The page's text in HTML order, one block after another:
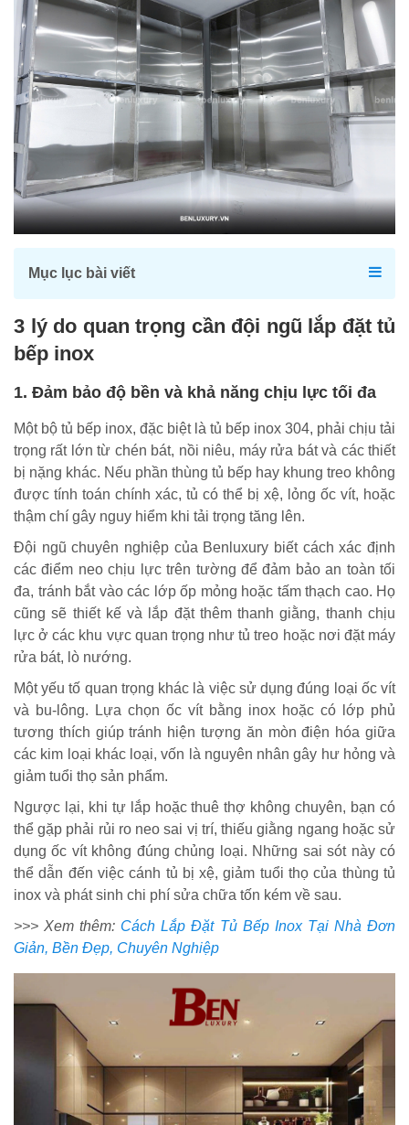
Mục lục bài viết
3 lý do quan trọng cần đội ngũ lắp đặt tủ
bếp inox
1. Đảm bảo độ bền và khả năng chịu lực tối đa
Một bộ tủ bếp inox, đặc biệt là tủ bếp inox 304, phải chịu tải
trọng rất lớn từ chén bát, nồi niêu, máy rửa bát và các thiết
bị nặng khác. Nếu phần thùng tủ bếp hay khung treo không
được tính toán chính xác, tủ có thể bị xệ, lỏng ốc vít, hoặc
thậm chí gây nguy hiểm khi tải trọng tăng lên.
Đội ngũ chuyên nghiệp của Benluxury biết cách xác định
các điểm neo chịu lực trên tường để đảm bảo an toàn tối
đa, tránh bắt vào các lớp ốp mỏng hoặc tấm thạch cao. Họ
cũng sẽ thiết kế và lắp đặt thêm thanh giằng, thanh chịu
lực ở các khu vực quan trọng như tủ treo hoặc nơi đặt máy
rửa bát, lò nướng.
Một yếu tố quan trọng khác là việc sử dụng đúng loại ốc vít
và bu-lông. Lựa chọn ốc vít bằng inox hoặc có lớp phủ
tương thích giúp tránh hiện tượng ăn mòn điện hóa giữa
các kim loại khác loại, vốn là nguyên nhân gây hư hỏng và
giảm tuổi thọ sản phẩm.
Ngược lại, khi tự lắp hoặc thuê thợ không chuyên, bạn có
thể gặp phải rủi ro neo sai vị trí, thiếu giằng ngang hoặc sử
dụng ốc vít không đúng chủng loại. Những sai sót này có
thể dẫn đến việc cánh tủ bị xệ, giảm tuổi thọ của thùng tủ
inox và phát sinh chi phí sửa chữa tốn kém về sau.
>>> Xem thêm: Cách Lắp Đặt Tủ Bếp Inox Tại Nhà Đơn
Giản, Bền Đẹp, Chuyên Nghiệp